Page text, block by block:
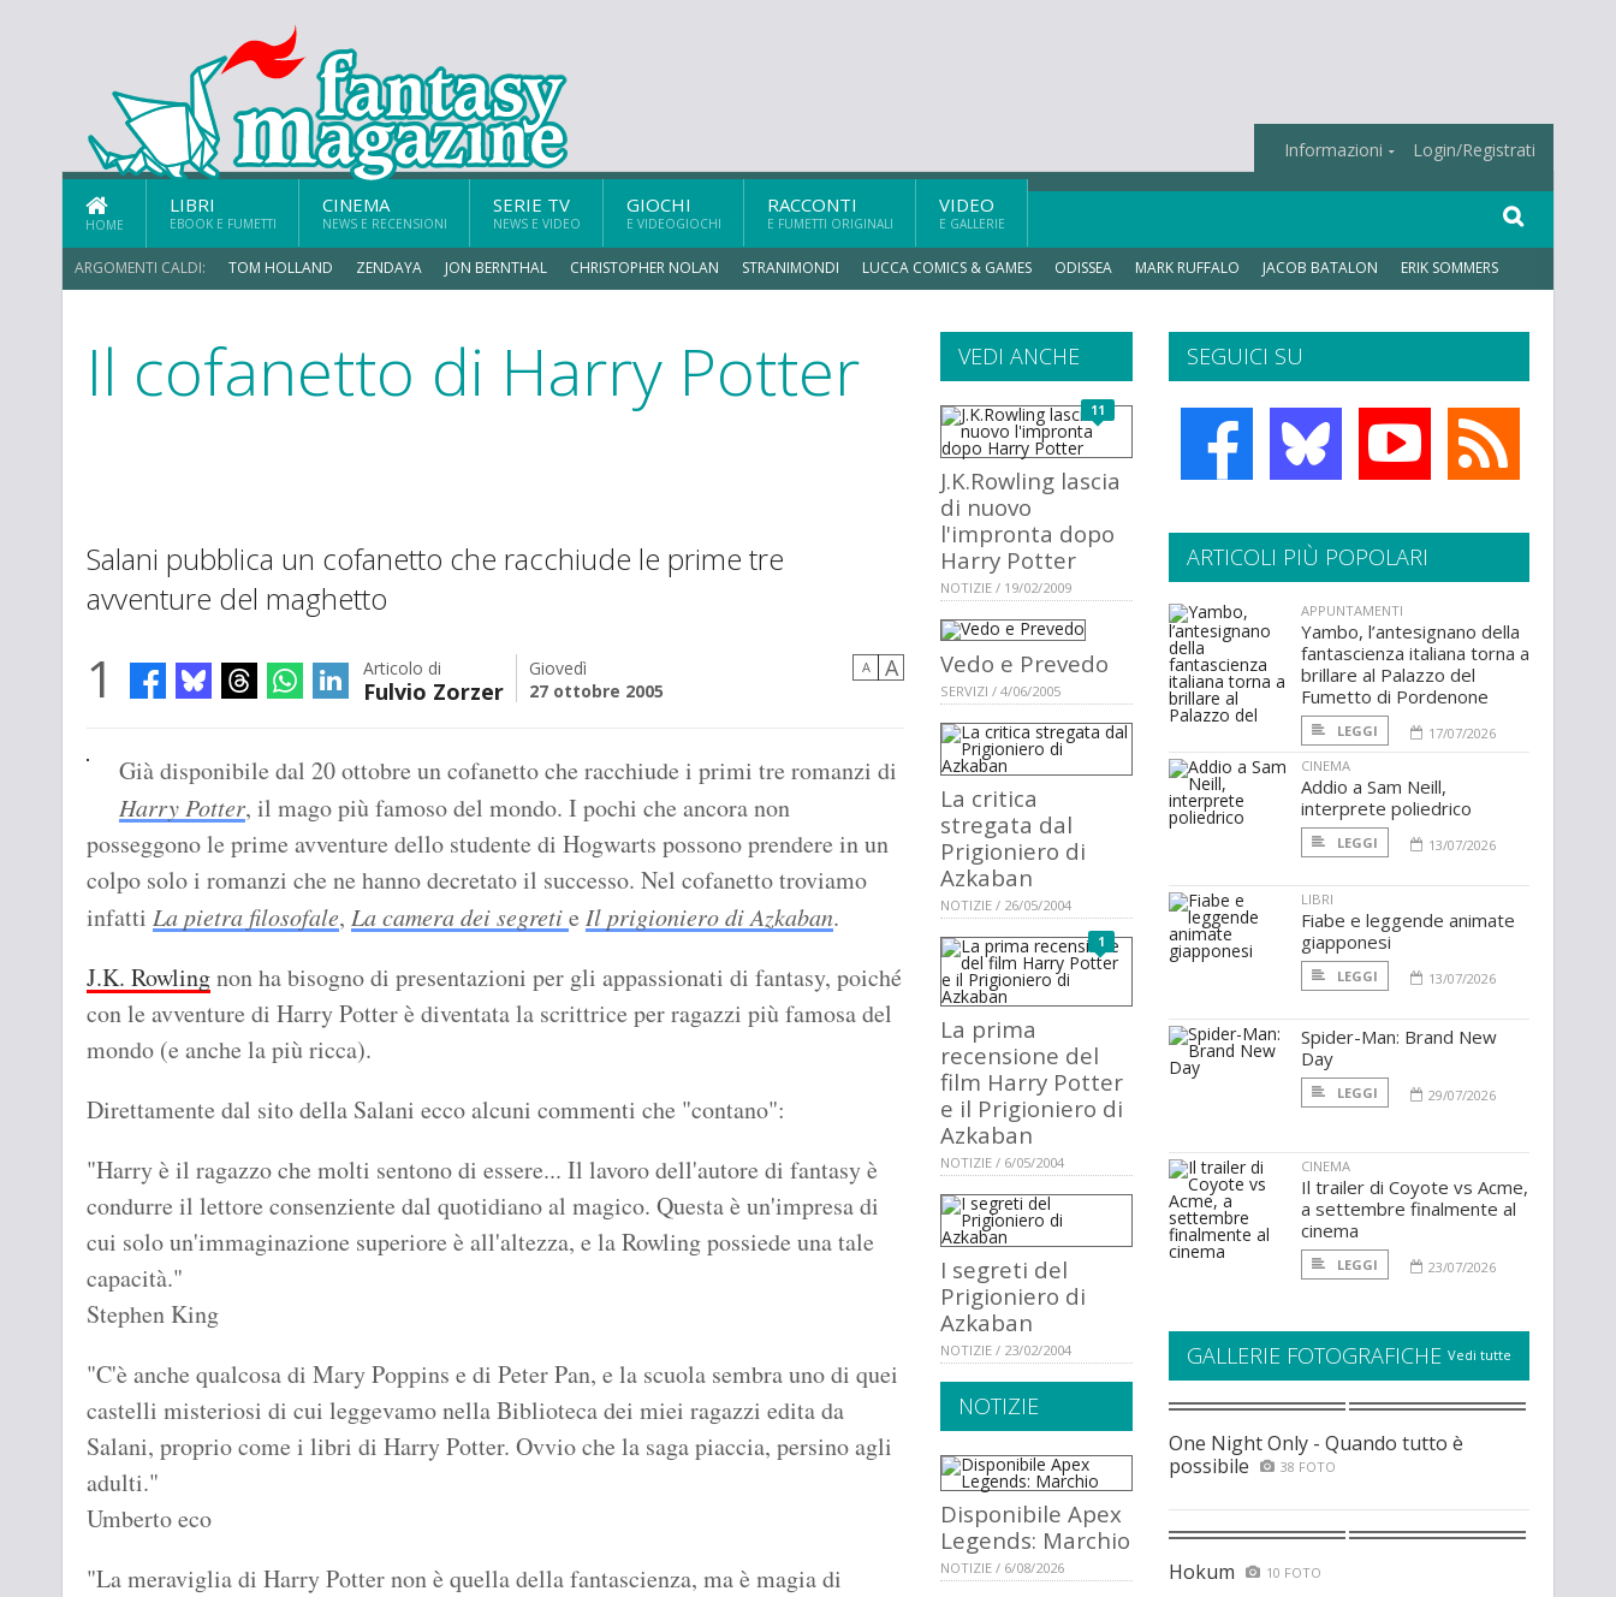
Informazioni Login/Registrati
HOME
LIBRI
EBOOK E FUMETTI
CINEMA
NEWS E RECENSIONI
SERIE TV
NEWS E VIDEO
GIOCHI
E VIDEOGIOCHI
RACCONTI
E FUMETTI ORIGINALI
VIDEO
E GALLERIE
ARGOMENTI CALDI: TOM HOLLAND ZENDAYA JON BERNTHAL CHRISTOPHER NOLAN STRANIMONDI LUCCA COMICS & GAMES ODISSEA MARK RUFFALO JACOB BATALON ERIK SOMMERS
Il cofanetto di Harry Potter
Salani pubblica un cofanetto che racchiude le prime tre
avventure del maghetto
1 Articolo di
Fulvio Zorzer
Giovedì
27 ottobre 2005
A A
Già disponibile dal 20 ottobre un cofanetto che racchiude i primi tre romanzi di
Harry Potter, il mago più famoso del mondo. I pochi che ancora non
posseggono le prime avventure dello studente di Hogwarts possono prendere in un
colpo solo i romanzi che ne hanno decretato il successo. Nel cofanetto troviamo
infatti La pietra filosofale, La camera dei segretie Il prigioniero di Azkaban.
J.K. Rowlingnon ha bisogno di presentazioni per gli appassionati di fantasy, poiché
con le avventure di Harry Potter è diventata la scrittrice per ragazzi più famosa del
mondo (e anche la più ricca).
Direttamente dal sito della Salani ecco alcuni commenti che "contano":
"Harry è il ragazzo che molti sentono di essere... Il lavoro dell'autore di fantasy è
condurre il lettore consenziente dal quotidiano al magico. Questa è un'impresa di
cui solo un'immaginazione superiore è all'altezza, e la Rowling possiede una tale
capacità."
Stephen King
"C'è anche qualcosa di Mary Poppins e di Peter Pan, e la scuola sembra uno di quei
castelli misteriosi di cui leggevamo nella Biblioteca dei miei ragazzi edita da
Salani, proprio come i libri di Harry Potter. Ovvio che la saga piaccia, persino agli
adulti."
Umberto eco
"La meraviglia di Harry Potter non è quella della fantascienza, ma è magia di
SEGUICI SU
VEDI ANCHE
11
J.K.Rowling lascia
di nuovo
l'impronta dopo
Harry Potter
NOTIZIE / 19/02/2009
Vedo e Prevedo
SERVIZI / 4/06/2005
La critica
stregata dal
Prigioniero di
Azkaban
NOTIZIE / 26/05/2004
1
La prima
recensione del
film Harry Potter
e il Prigioniero di
Azkaban
NOTIZIE / 6/05/2004
I segreti del
Prigioniero di
Azkaban
NOTIZIE / 23/02/2004
NOTIZIE
Disponibile Apex
Legends: Marchio
NOTIZIE / 6/08/2026
ARTICOLI PIÙ POPOLARI
APPUNTAMENTI
Yambo, l’antesignano della
fantascienza italiana torna a
brillare al Palazzo del
Fumetto di Pordenone
LEGGI
17/07/2026
CINEMA
Addio a Sam Neill,
interprete poliedrico
LEGGI 13/07/2026
LIBRI
Fiabe e leggende animate
giapponesi
LEGGI 13/07/2026
Spider-Man: Brand New
Day
LEGGI 29/07/2026
CINEMA
Il trailer di Coyote vs Acme,
a settembre finalmente al
cinema
LEGGI 23/07/2026
GALLERIE FOTOGRAFICHE Vedi tutte
One Night Only - Quando tutto è
possibile
38 FOTO
Hokum 10 FOTO